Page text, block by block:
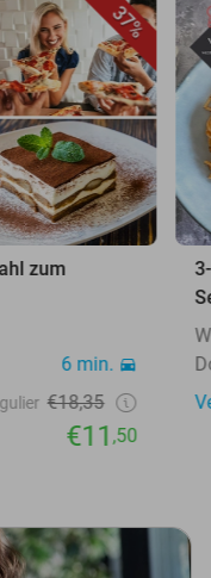
37%
zum
6 min.
€18,35
€11,50